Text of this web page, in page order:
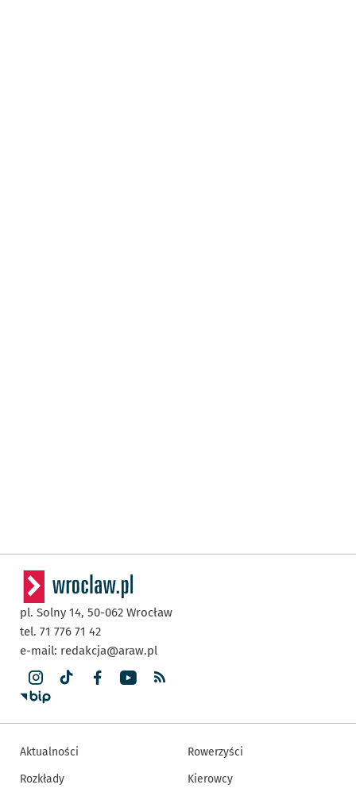
pl. Solny 14, 50-062 Wrocław
tel. 71 776 71 42
e-mail: redakcja@araw.pl
Aktualności
Rozkłady
Rowerzyści
Kierowcy